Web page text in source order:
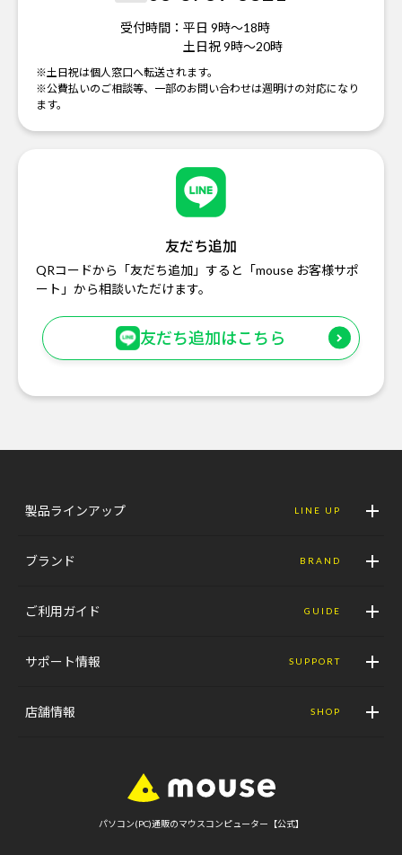
受付時間： 平日 9時～18時
土日祝 9時～20時
※土日祝は個人窓口へ転送されます。
※公費払いのご相談等、一部のお問い合わせは週明けの対応になり
ます。
友だち追加
QRコードから「友だち追加」すると「mouse お客様サポ
ート」から相談いただけます。
友だち追加はこちら
製品ラインアップ LINE UP
ブランド BRAND
ご利用ガイド GUIDE
サポート情報 SUPPORT
店舗情報 SHOP
パソコン(PC)通販のマウスコンピューター【公式】